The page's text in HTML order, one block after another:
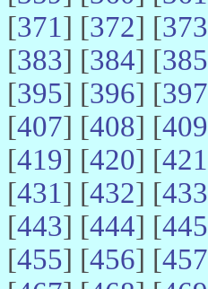
[371] [372] [373
[383] [384] [385
[395] [396] [397
[407] [408] [409
[419] [420] [421
[431] [432] [433
[443] [444] [445
[455] [456] [457